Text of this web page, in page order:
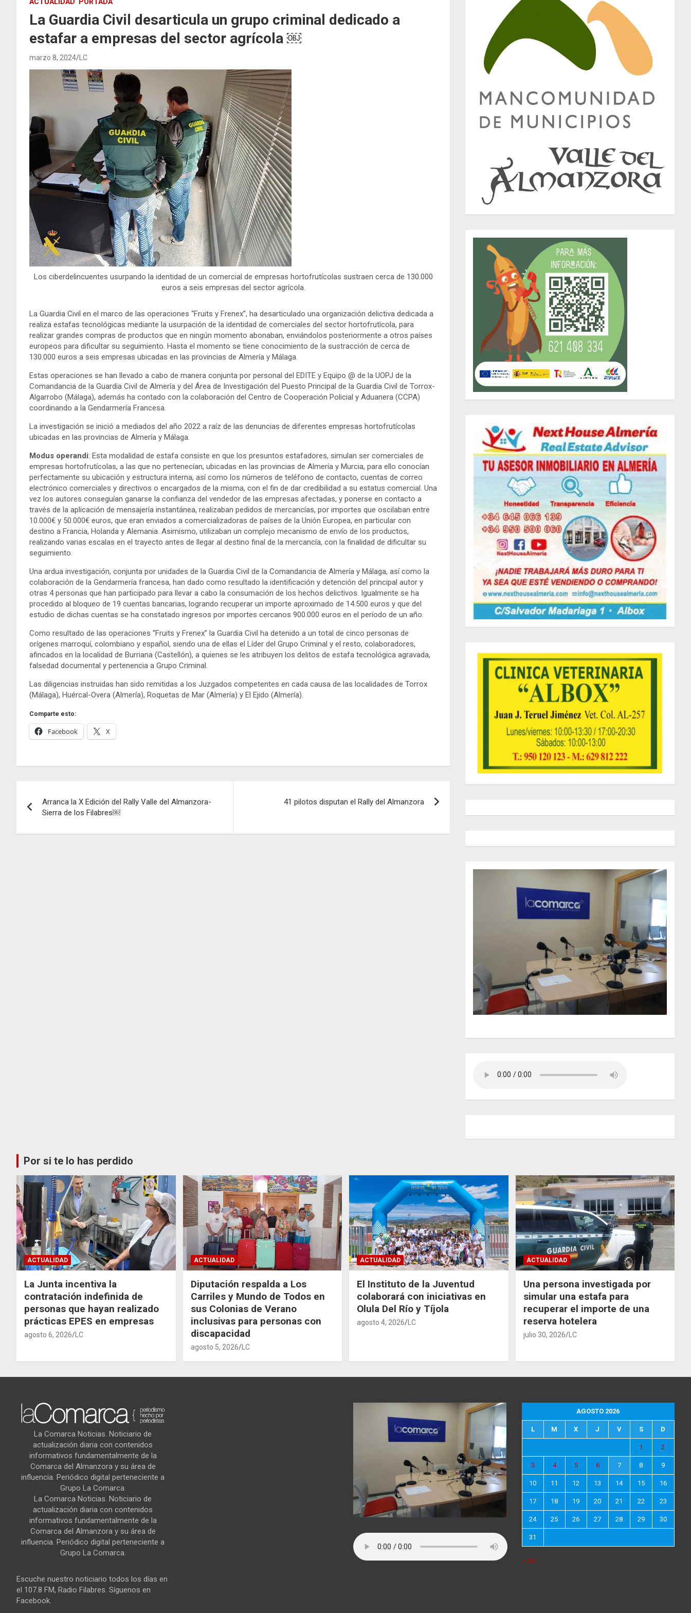
ACTUALIDAD PORTADA
La Guardia Civil desarticula un grupo criminal dedicado a
estafar a empresas del sector agrícola ￼
marzo 8, 2024 LC
Los ciberdelincuentes usurpando la identidad de un comercial de empresas hortofrutícolas sustraen cerca de 130.000
euros a seis empresas del sector agrícola.
La Guardia Civil en el marco de las operaciones “Fruits y Frenex”, ha desarticulado una organización delictiva dedicada a
realiza estafas tecnológicas mediante la usurpación de la identidad de comerciales del sector hortofrutícola, para
realizar grandes compras de productos que en ningún momento abonaban, enviándolos posteriormente a otros países
europeos para dificultar su seguimiento. Hasta el momento se tiene conocimiento de la sustracción de cerca de
130.000 euros a seis empresas ubicadas en las provincias de Almería y Málaga.
Estas operaciones se han llevado a cabo de manera conjunta por personal del EDITE y Equipo @ de la UOPJ de la
Comandancia de la Guardia Civil de Almería y del Área de Investigación del Puesto Principal de la Guardia Civil de Torrox-
Algarrobo (Málaga), además ha contado con la colaboración del Centro de Cooperación Policial y Aduanera (CCPA)
coordinando a la Gendarmería Francesa.
La investigación se inició a mediados del año 2022 a raíz de las denuncias de diferentes empresas hortofrutícolas
ubicadas en las provincias de Almería y Málaga.
Modus operandi: Esta modalidad de estafa consiste en que los presuntos estafadores, simulan ser comerciales de
empresas hortofrutícolas, a las que no pertenecían, ubicadas en las provincias de Almería y Murcia, para ello conocían
perfectamente su ubicación y estructura interna, así como los números de teléfono de contacto, cuentas de correo
electrónico comerciales y directivos o encargados de la misma, con el fin de dar credibilidad a su estatus comercial. Una
vez los autores conseguían ganarse la confianza del vendedor de las empresas afectadas, y ponerse en contacto a
través de la aplicación de mensajería instantánea, realizaban pedidos de mercancías, por importes que oscilaban entre
10.000€ y 50.000€ euros, que eran enviados a comercializadoras de países de la Unión Europea, en particular con
destino a Francia, Holanda y Alemania. Asimismo, utilizaban un complejo mecanismo de envío de los productos,
realizando varias escalas en el trayecto antes de llegar al destino final de la mercancía, con la finalidad de dificultar su
seguimiento.
Una ardua investigación, conjunta por unidades de la Guardia Civil de la Comandancia de Almería y Málaga, así como la
colaboración de la Gendarmería francesa, han dado como resultado la identificación y detención del principal autor y
otras 4 personas que han participado para llevar a cabo la consumación de los hechos delictivos. Igualmente se ha
procedido al bloqueo de 19 cuentas bancarias, logrando recuperar un importe aproximado de 14.500 euros y que del
estudio de dichas cuentas se ha constatado ingresos por importes cercanos 900.000 euros en el período de un año.
Como resultado de las operaciones “Fruits y Frenex” la Guardia Civil ha detenido a un total de cinco personas de
orígenes marroquí, colombiano y español, siendo una de ellas el Líder del Grupo Criminal y el resto, colaboradores,
afincados en la localidad de Burriana (Castellón), a quienes se les atribuyen los delitos de estafa tecnológica agravada,
falsedad documental y pertenencia a Grupo Criminal.
Las diligencias instruidas han sido remitidas a los Juzgados competentes en cada causa de las localidades de Torrox
(Málaga), Huércal-Overa (Almería), Roquetas de Mar (Almería) y El Ejido (Almería).
Comparte esto:
Facebook X
de
entradas
Arranca la X Edición del Rally Valle del Almanzora-
Sierra de los Filabres￼
41 pilotos disputan el Rally del Almanzora
Por si te lo has perdido
ACTUALIDAD
La Junta incentiva la
contratación indefinida de
personas que hayan realizado
prácticas EPES en empresas
agosto 6, 2026 LC
ACTUALIDAD
Diputación respalda a Los
Carriles y Mundo de Todos en
sus Colonias de Verano
inclusivas para personas con
discapacidad
agosto 5, 2026 LC
ACTUALIDAD
El Instituto de la Juventud
colaborará con iniciativas en
Olula Del Río y Tíjola
agosto 4, 2026 LC
ACTUALIDAD
Una persona investigada por
simular una estafa para
recuperar el importe de una
reserva hotelera
julio 30, 2026 LC
La Comarca Noticias. Noticiario de
actualización diaria con contenidos
informativos fundamentalmente de la
Comarca del Almanzora y su área de
influencia. Periódico digital perteneciente a
Grupo La Comarca.
La Comarca Noticias. Noticiario de
actualización diaria con contenidos
informativos fundamentalmente de la
Comarca del Almanzora y su área de
influencia. Periódico digital perteneciente a
Grupo La Comarca.
Escuche nuestro noticiario todos los días en
el 107.8 FM, Radio Filabres. Síguenos en
Facebook.
AGOSTO 2026
L M X J V S D
1 2
3 4 5 6 7 8 9
10 11 12 13 14 15 16
17 18 19 20 21 22 23
24 25 26 27 28 29 30
31
« Jul